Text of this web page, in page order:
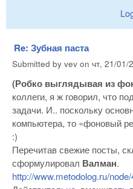
Re: Зубная паста
Submitted by vev on чт, 21/01/
(Робко выглядывая из
коллеги, я ж говорил, что
задачи. И.. поскольку
компьютера, то «фоновый
:)
Перечитав свежие посты,
сформулировал Валман.
http://www.metodolog.ru/